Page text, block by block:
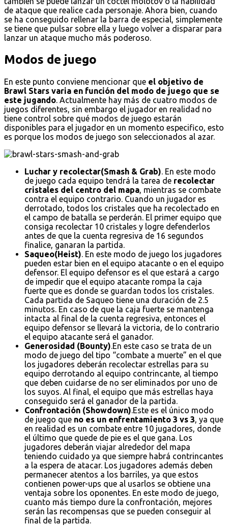
de ataque que realice cada personaje. Ahora bien, cuando
se ha conseguido rellenar la barra de especial, simplemente
se tiene que pulsar sobre ella y luego volver a disparar para
lanzar un ataque mucho más poderoso.
Modos de juego
En este punto conviene mencionar que el objetivo de
Brawl Stars varia en función del modo de juego que se
este jugando. Actualmente hay más de cuatro modos de
juegos diferentes, sin embargo el jugador en realidad no
tiene control sobre qué modos de juego estarán
disponibles para el jugador en un momento especifico, esto
es porque los modos de juego son seleccionados al azar.
Luchar y recolectar(Smash & Grab). En este modo
de juego cada equipo tendrá la tarea de recolectar
cristales del centro del mapa, mientras se combate
contra el equipo contrario. Cuando un jugador es
derrotado, todos los cristales que ha recolectado en
el campo de batalla se perderán. El primer equipo que
consiga recolectar 10 cristales y logre defenderlos
antes de que la cuenta regresiva de 16 segundos
finalice, ganaran la partida.
Saqueo(Heist). En este modo de juego los jugadores
pueden estar bien en el equipo atacante o en el equipo
defensor. El equipo defensor es el que estará a cargo
de impedir que el equipo atacante rompa la caja
fuerte que es donde se guardan todos los cristales.
Cada partida de Saqueo tiene una duración de 2.5
minutos. En caso de que la caja fuerte se mantenga
intacta al final de la cuenta regresiva, entonces el
equipo defensor se llevará la victoria, de lo contrario
el equipo atacante será el ganador.
Generosidad (Bounty).En este caso se trata de un
modo de juego del tipo “combate a muerte” en el que
los jugadores deberán recolectar estrellas para su
equipo derrotando al equipo contrincante, al tiempo
que deben cuidarse de no ser eliminados por uno de
los suyos. Al final, el equipo que más estrellas haya
conseguido será el ganador de la partida.
Confrontación (Showdown).Este es el único modo
de juego que no es un enfrentamiento 3 vs 3, ya que
en realidad es un combate entre 10 jugadores, donde
el último que quede de pie es el que gana. Los
jugadores deberán viajar alrededor del mapa
teniendo cuidado ya que siempre habrá contrincantes
a la espera de atacar. Los jugadores además deben
permanecer atentos a los barriles, ya que estos
contienen power-ups que al usarlos se obtiene una
ventaja sobre los oponentes. En este modo de juego,
cuanto más tiempo dure la confrontación, mejores
serán las recompensas que se pueden conseguir al
final de la partida.